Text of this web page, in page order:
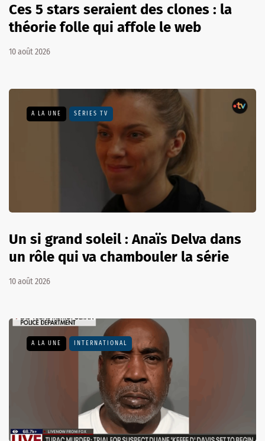
Ces 5 stars seraient des clones : la
théorie folle qui affole le web
10 août 2026
A LA UNE SÉRIES TV
Un si grand soleil : Anaïs Delva dans
un rôle qui va chambouler la série
10 août 2026
A LA UNE INTERNATIONAL